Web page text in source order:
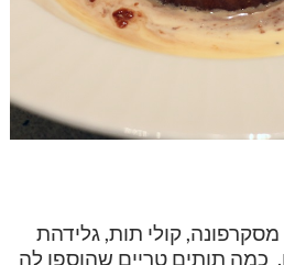
קולי תות, גלידהת
כמה תותים טריים שהוספו לה